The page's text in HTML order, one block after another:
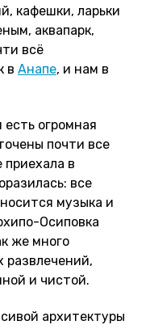
кафешки, ларьки
аквапарк,
всё
в Анапе, и нам в
огромная
почти все
в
все
музыка и
Осиповка
же много
развлечений,
и чистой.
архитектуры